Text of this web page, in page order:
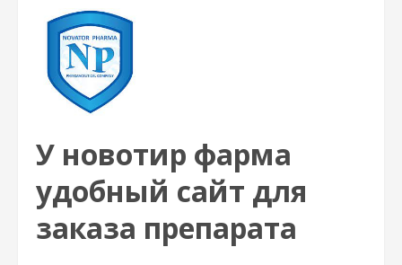
У новотир фарма
удобный сайт для
заказа препарата